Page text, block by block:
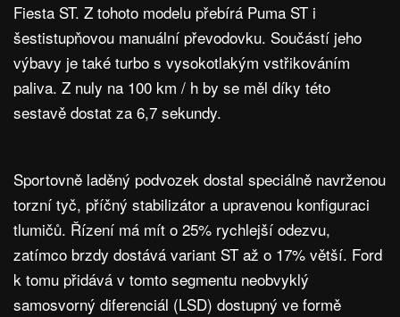
Fiesta ST. Z tohoto modelu přebírá Puma ST i
šestistupňovou manuální převodovku. Součástí jeho
výbavy je také turbo s vysokotlakým vstřikováním
paliva. Z nuly na 100 km / h by se měl díky této
sestavě dostat za 6,7 ​​sekundy.
Sportovně laděný podvozek dostal speciálně navrženou
torzní tyč, příčný stabilizátor a upravenou konfiguraci
tlumičů. Řízení má mít o 25% rychlejší odezvu,
zatímco brzdy dostává variant ST až o 17% větší. Ford
k tomu přidává v tomto segmentu neobvyklý
samosvorný diferenciál (LSD) dostupný ve formě